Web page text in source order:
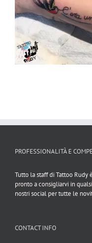
PROFESSIONALITÀ E
Tutto la staff di Tattoo
pronto a consigliarvi in
nostri social per tutte le
CONTACT INFO